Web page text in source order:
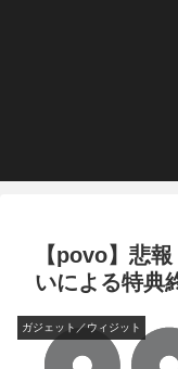
【povo】悲
いによる特典
ガジェット／ウィジット